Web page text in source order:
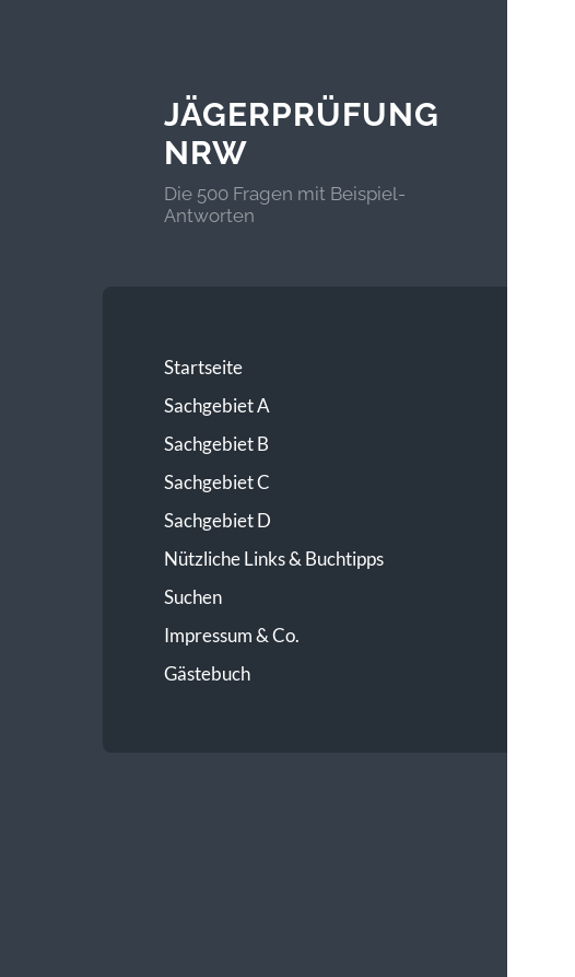
JÄGERPRÜFUNG
NRW
Die 500 Fragen mit Beispiel-
Antworten
Startseite
Sachgebiet A
Sachgebiet B
Sachgebiet C
Sachgebiet D
Nützliche Links & Buchtipps
Suchen
Impressum & Co.
Gästebuch